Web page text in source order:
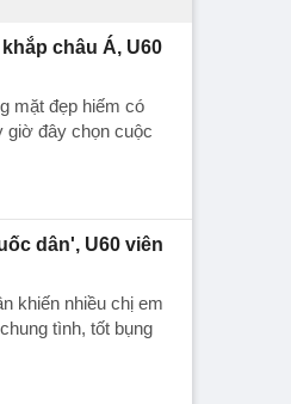
châu Á, U60
mặt đẹp hiếm có
giờ đây chọn cuộc
dân', U60 viên
khiến nhiều chị em
tình, tốt bụng